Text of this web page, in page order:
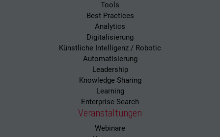
Tools
Best Practices
Analytics
Digitalisierung
Künstliche Intelligenz / Robotic
Automatisierung
Leadership
Knowledge Sharing
Learning
Enterprise Search
Veranstaltungen
Webinare